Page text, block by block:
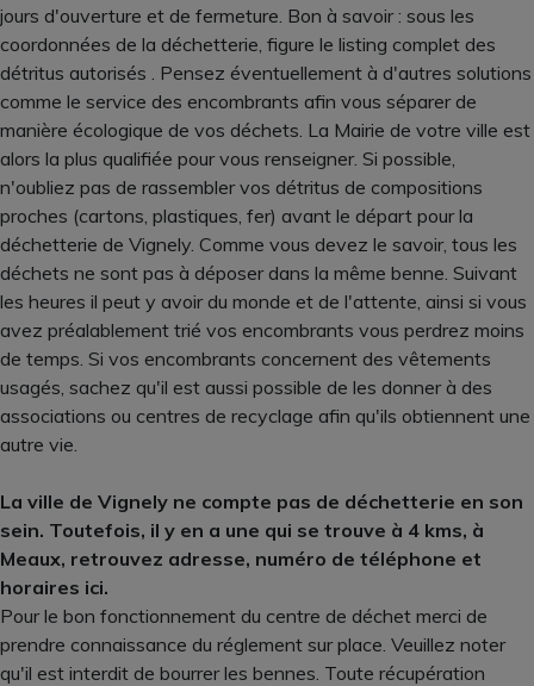
jours d'ouverture et de fermeture. Bon à savoir : sous les
coordonnées de la déchetterie, figure le listing complet des
détritus autorisés . Pensez éventuellement à d'autres solutions
comme le service des encombrants afin vous séparer de
manière écologique de vos déchets. La Mairie de votre ville est
alors la plus qualifiée pour vous renseigner. Si possible,
n'oubliez pas de rassembler vos détritus de compositions
proches (cartons, plastiques, fer) avant le départ pour la
déchetterie de Vignely. Comme vous devez le savoir, tous les
déchets ne sont pas à déposer dans la même benne. Suivant
les heures il peut y avoir du monde et de l'attente, ainsi si vous
avez préalablement trié vos encombrants vous perdrez moins
de temps. Si vos encombrants concernent des vêtements
usagés, sachez qu'il est aussi possible de les donner à des
associations ou centres de recyclage afin qu'ils obtiennent une
autre vie.
La ville de Vignely ne compte pas de déchetterie en son
sein. Toutefois, il y en a une qui se trouve à 4 kms, à
Meaux, retrouvez adresse, numéro de téléphone et
horaires ici.
Pour le bon fonctionnement du centre de déchet merci de
prendre connaissance du réglement sur place. Veuillez noter
qu'il est interdit de bourrer les bennes. Toute récupération